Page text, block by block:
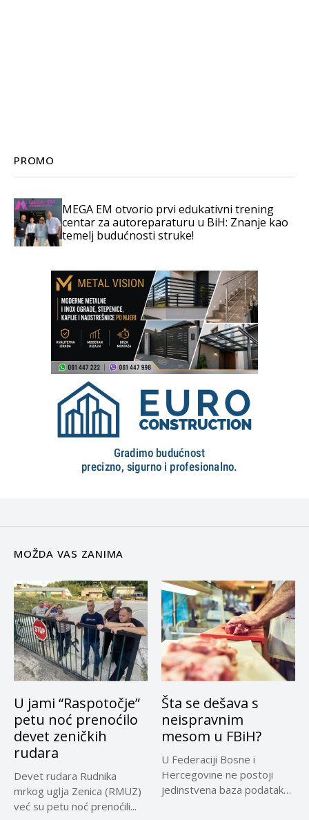
PROMO
MEGA EM otvorio prvi edukativni trening
centar za autoreparaturu u BiH: Znanje kao
temelj budućnosti struke!
MOŽDA VAS ZANIMA
U jami “Raspotočje”
petu noć prenoćilo
devet zeničkih
rudara
Devet rudara Rudnika
mrkog uglja Zenica (RMUZ)
već su petu noć prenoćili...
Šta se dešava s
neispravnim
mesom u FBiH?
U Federaciji Bosne i
Hercegovine ne postoji
jedinstvena baza podataka